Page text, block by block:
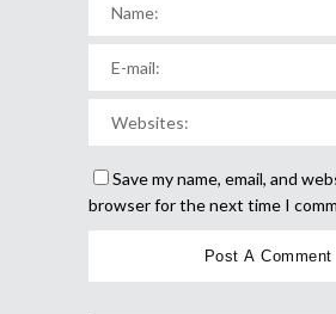
Save my name, email, and
browser for the next time I